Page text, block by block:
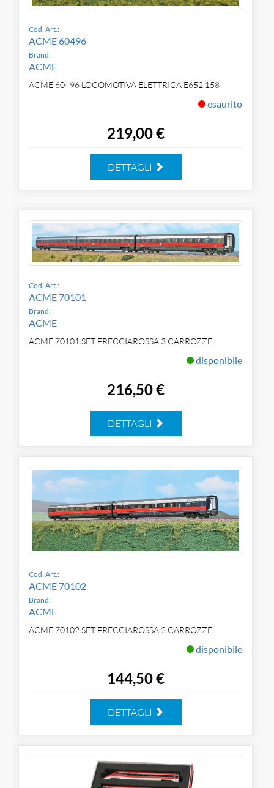
Cod. Art.:
ACME 60496
Brand:
ACME
ACME 60496 LOCOMOTIVA ELETTRICA E652.158
esaurito
219,00 €
DETTAGLI
Cod. Art.:
ACME 70101
Brand:
ACME
ACME 70101 SET FRECCIAROSSA 3 CARROZZE
disponibile
216,50 €
DETTAGLI
Cod. Art.:
ACME 70102
Brand:
ACME
ACME 70102 SET FRECCIAROSSA 2 CARROZZE
disponibile
144,50 €
DETTAGLI